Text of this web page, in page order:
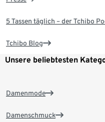
5 Tassen täglich – der Tchibo
Tchibo Blog
Unsere beliebtesten
Damenmode
Damenschmuck